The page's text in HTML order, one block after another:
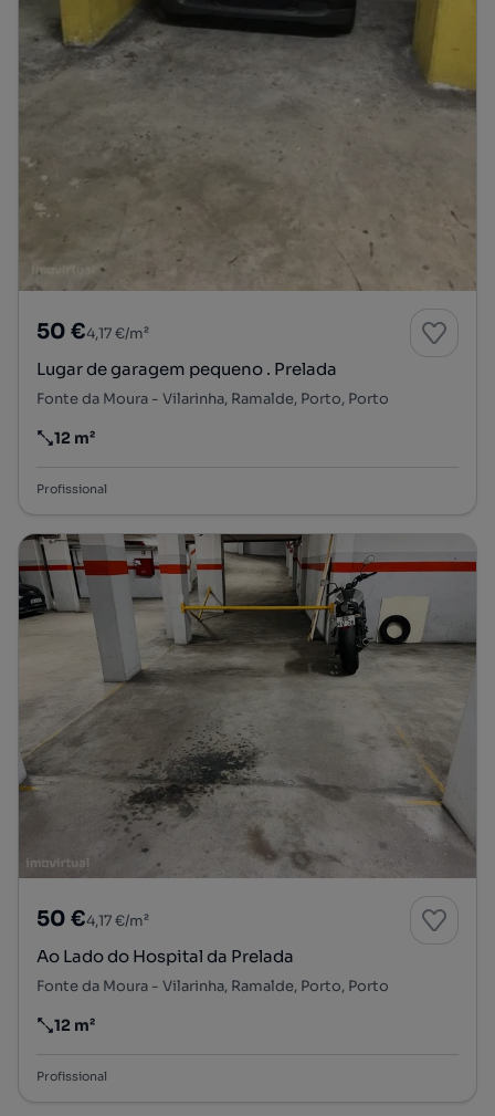
50 €4,17 €/m²
Lugar de garagem pequeno . Prelada
Fonte da Moura - Vilarinha, Ramalde, Porto, Porto
Preço por metro quadrado
12 m²
Profissional
50 €4,17 €/m²
Ao Lado do Hospital da Prelada
Fonte da Moura - Vilarinha, Ramalde, Porto, Porto
Preço por metro quadrado
12 m²
Profissional